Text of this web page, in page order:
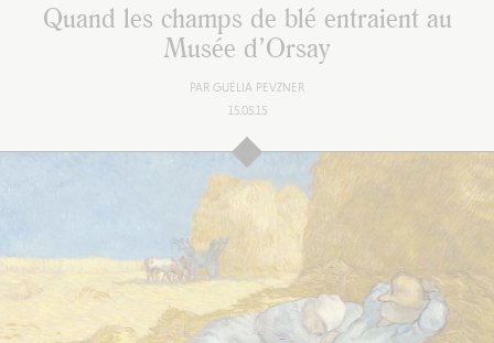
Quand les champs de blé entraient au
Musée d’Orsay
PAR GUÉLIA PEVZNER
15.05.15